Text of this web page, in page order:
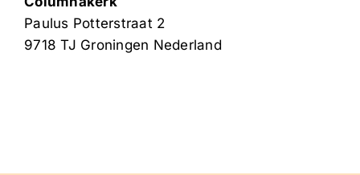
Paulus Potterstraat 2
9718 TJ Groningen Nederland